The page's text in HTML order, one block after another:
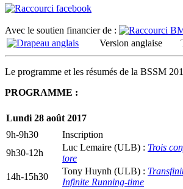
Avec le soutien financier de :
Version anglaise
Le programme et les résumés de la BSSM
PROGRAMME :
Lundi 28 août 2017
9h-9h30
Inscription
9h30-12h
Luc Lemaire (ULB) : Trois
tore
14h-15h30
Tony Huynh (ULB) :
Infinite Running-time